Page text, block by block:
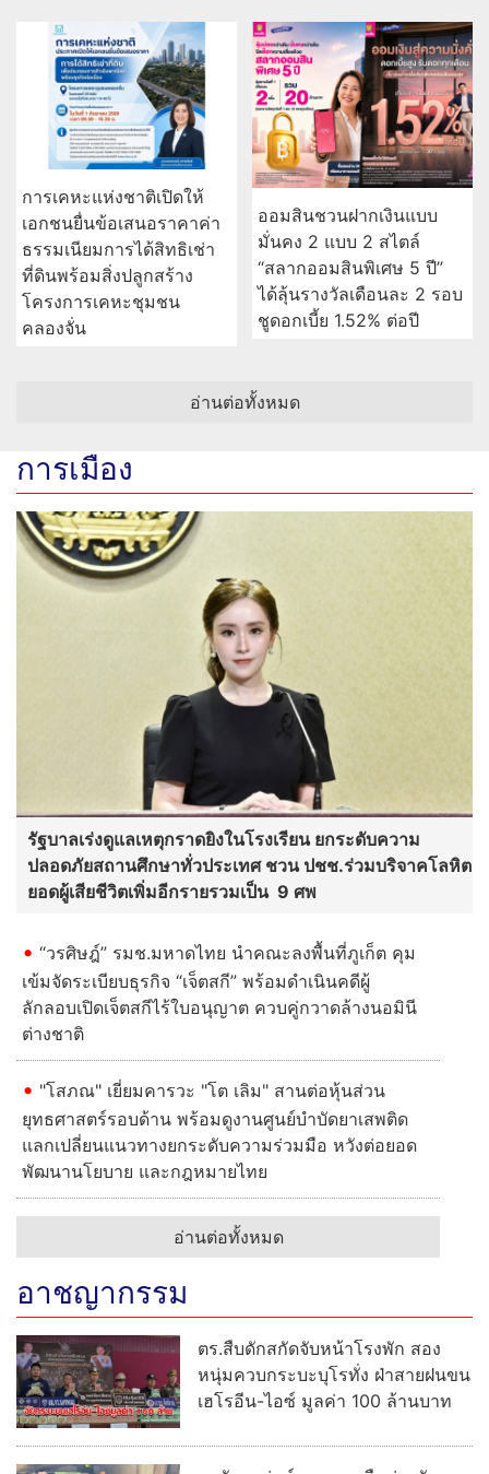
การเคหะแห่งชาติเปิดให้
เอกชนยื่นข้อเสนอราคาค่า
ธรรมเนียมการได้สิทธิเช่า
ที่ดินพร้อมสิ่งปลูกสร้าง
โครงการเคหะชุมชน
คลองจั่น
ออมสินชวนฝากเงินแบบ
มั่นคง 2 แบบ 2 สไตล์
“สลากออมสินพิเศษ 5 ปี”
ได้ลุ้นรางวัลเดือนละ 2 รอบ
ชูดอกเบี้ย 1.52% ต่อปี
อ่านต่อทั้งหมด
การเมือง
รัฐบาลเร่งดูแลเหตุกราดยิงในโรงเรียน ยกระดับความ
ปลอดภัยสถานศึกษาทั่วประเทศ ชวน ปชช.ร่วมบริจาคโลหิต
ยอดผู้เสียชีวิตเพิ่มอีกรายรวมเป็น 9 ศพ
“วรศิษฎ์” รมช.มหาดไทย นำคณะลงพื้นที่ภูเก็ต คุม
เข้มจัดระเบียบธุรกิจ “เจ็ตสกี” พร้อมดำเนินคดีผู้
ลักลอบเปิดเจ็ตสกีไร้ใบอนุญาต ควบคู่กวาดล้างนอมินี
ต่างชาติ
"โสภณ" เยี่ยมคารวะ "โต เลิม" สานต่อหุ้นส่วน
ยุทธศาสตร์รอบด้าน พร้อมดูงานศูนย์บำบัดยาเสพติด
แลกเปลี่ยนแนวทางยกระดับความร่วมมือ หวังต่อยอด
พัฒนานโยบาย และกฎหมายไทย
อ่านต่อทั้งหมด
อาชญากรรม
ตร.สืบดักสกัดจับหน้าโรงพัก สอง
หนุ่มควบกระบะบุโรทั่ง ฝ่าสายฝนขน
เฮโรอีน-ไอซ์ มูลค่า 100 ล้านบาท